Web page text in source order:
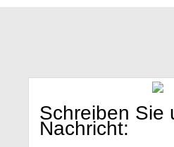
Schreiben Sie
Nachricht: